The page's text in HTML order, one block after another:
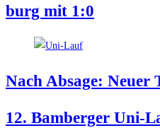
burg mit 1:0
Nach Absa­ge: Neu­er
12. Bam­ber­ger Uni-